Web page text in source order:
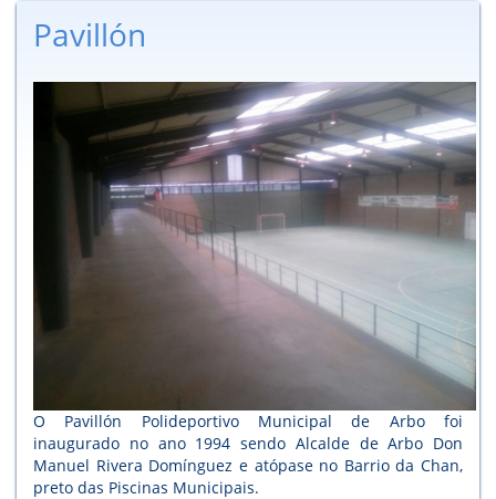
Pavillón
O Pavillón Polideportivo Municipal de Arbo foi
inaugurado no ano 1994 sendo Alcalde de Arbo Don
Manuel Rivera Domínguez e atópase no Barrio da Chan,
preto das Piscinas Municipais.